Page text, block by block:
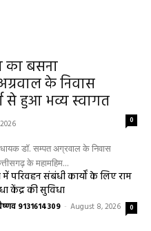
का बसना
के निवास
से हुआ भव्य स्वागत
0
डॉ. सम्पत अग्रवाल के निवास
के महामहिम...
परिवहन संबंधी कार्यों के लिए राम
केंद्र की सुविधा
9131614309 - August 8, 2026 0